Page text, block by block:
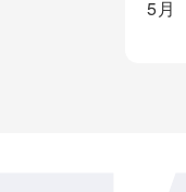
5月